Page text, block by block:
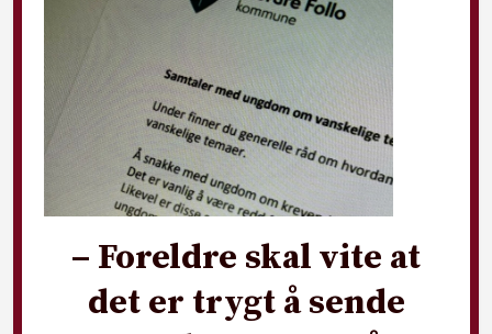
– Foreldre skal vite at
det er trygt å sende